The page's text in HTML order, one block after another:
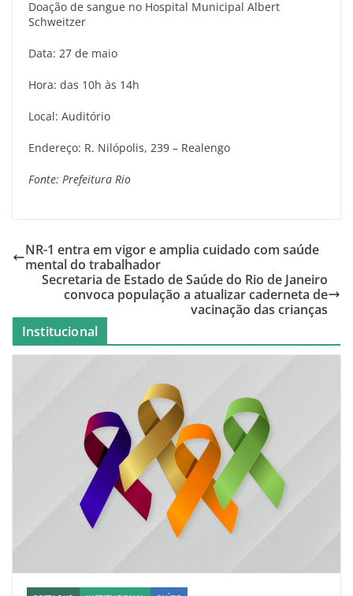
Doação de sangue no Hospital Municipal Albert
Schweitzer
Data: 27 de maio
Hora: das 10h às 14h
Local: Auditório
Endereço: R. Nilópolis, 239 – Realengo
Fonte: Prefeitura Rio
NR-1 entra em vigor e amplia cuidado com saúde
mental do trabalhador
Secretaria de Estado de Saúde do Rio de Janeiro
convoca população a atualizar caderneta de
vacinação das crianças
Institucional